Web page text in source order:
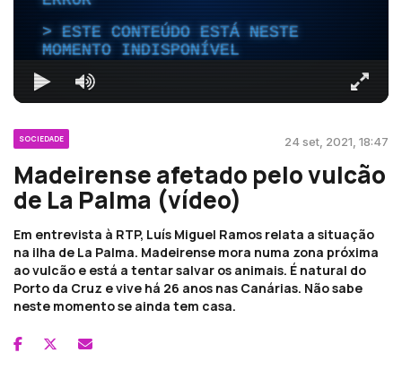
ESTE CONTEÚDO ESTÁ NESTE
MOMENTO INDISPONÍVEL
SOCIEDADE 24 set, 2021, 18:47
Madeirense afetado pelo vulcão
de La Palma (vídeo)
Em entrevista à RTP, Luís Miguel Ramos relata a situação
na ilha de La Palma. Madeirense mora numa zona próxima
ao vulcão e está a tentar salvar os animais. É natural do
Porto da Cruz e vive há 26 anos nas Canárias. Não sabe
neste momento se ainda tem casa.